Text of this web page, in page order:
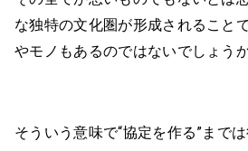
な独特の文化圏が形成されること
やモノもあるのではないでしょうか
そういう意味で“協定を作る”まで